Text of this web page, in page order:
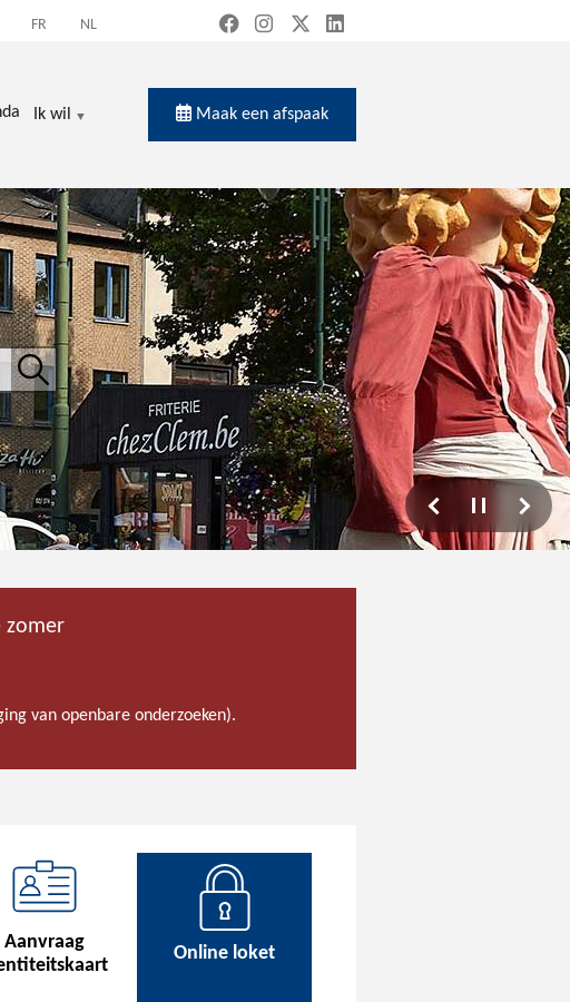
FR NL
Ik wil Maak een afspaak
Zoeken
zomer
van openbare onderzoeken).
Aanvraag
Online loket